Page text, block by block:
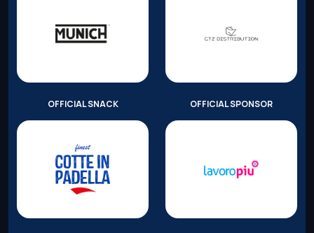
OFFICIAL SNACK OFFICIAL SPONSOR